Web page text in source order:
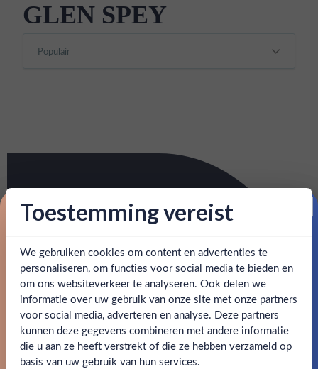
Ben jij 18 jaar of ouder?
Ja Nee
GLEN SPEY
Toestemming vereist
We gebruiken cookies om content en advertenties te
personaliseren, om functies voor social media te bieden en
om ons websiteverkeer te analyseren. Ook delen we
informatie over uw gebruik van onze site met onze partners
voor social media, adverteren en analyse. Deze partners
kunnen deze gegevens combineren met andere informatie
die u aan ze heeft verstrekt of die ze hebben verzameld op
basis van uw gebruik van hun services.
Proost op je eerste korting!
Schrijf je in en ontvang direct 5% korting op je eerste
bestelling.
Email
Claim mijn korting